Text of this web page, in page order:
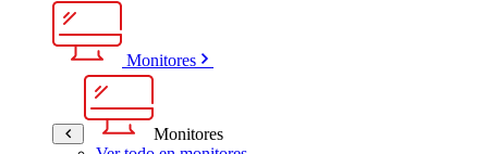
Monitores
Monitores